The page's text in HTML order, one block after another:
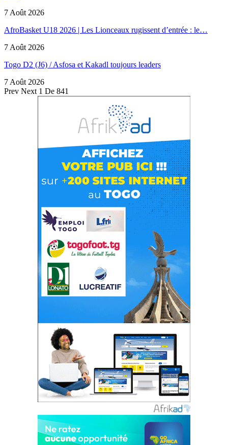
7 Août 2026
AfroBasket U18 2026 | Les Lionceaux rugissent d’entrée : le…
7 Août 2026
Togo D2 (J6) / Asfosa et Kakadl toujours leaders
7 Août 2026
Prev Next 1 De 841